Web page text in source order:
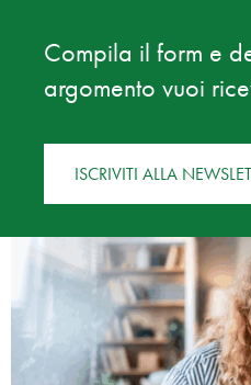
Compila il form e
argomento vuoi
ISCRIVITI ALLA